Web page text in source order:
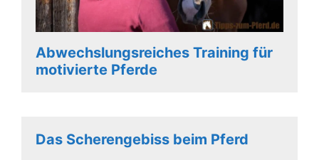
Abwechslungsreiches Training für
motivierte Pferde
Das Scherengebiss beim Pferd